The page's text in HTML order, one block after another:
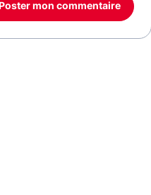
Poster mon commentaire